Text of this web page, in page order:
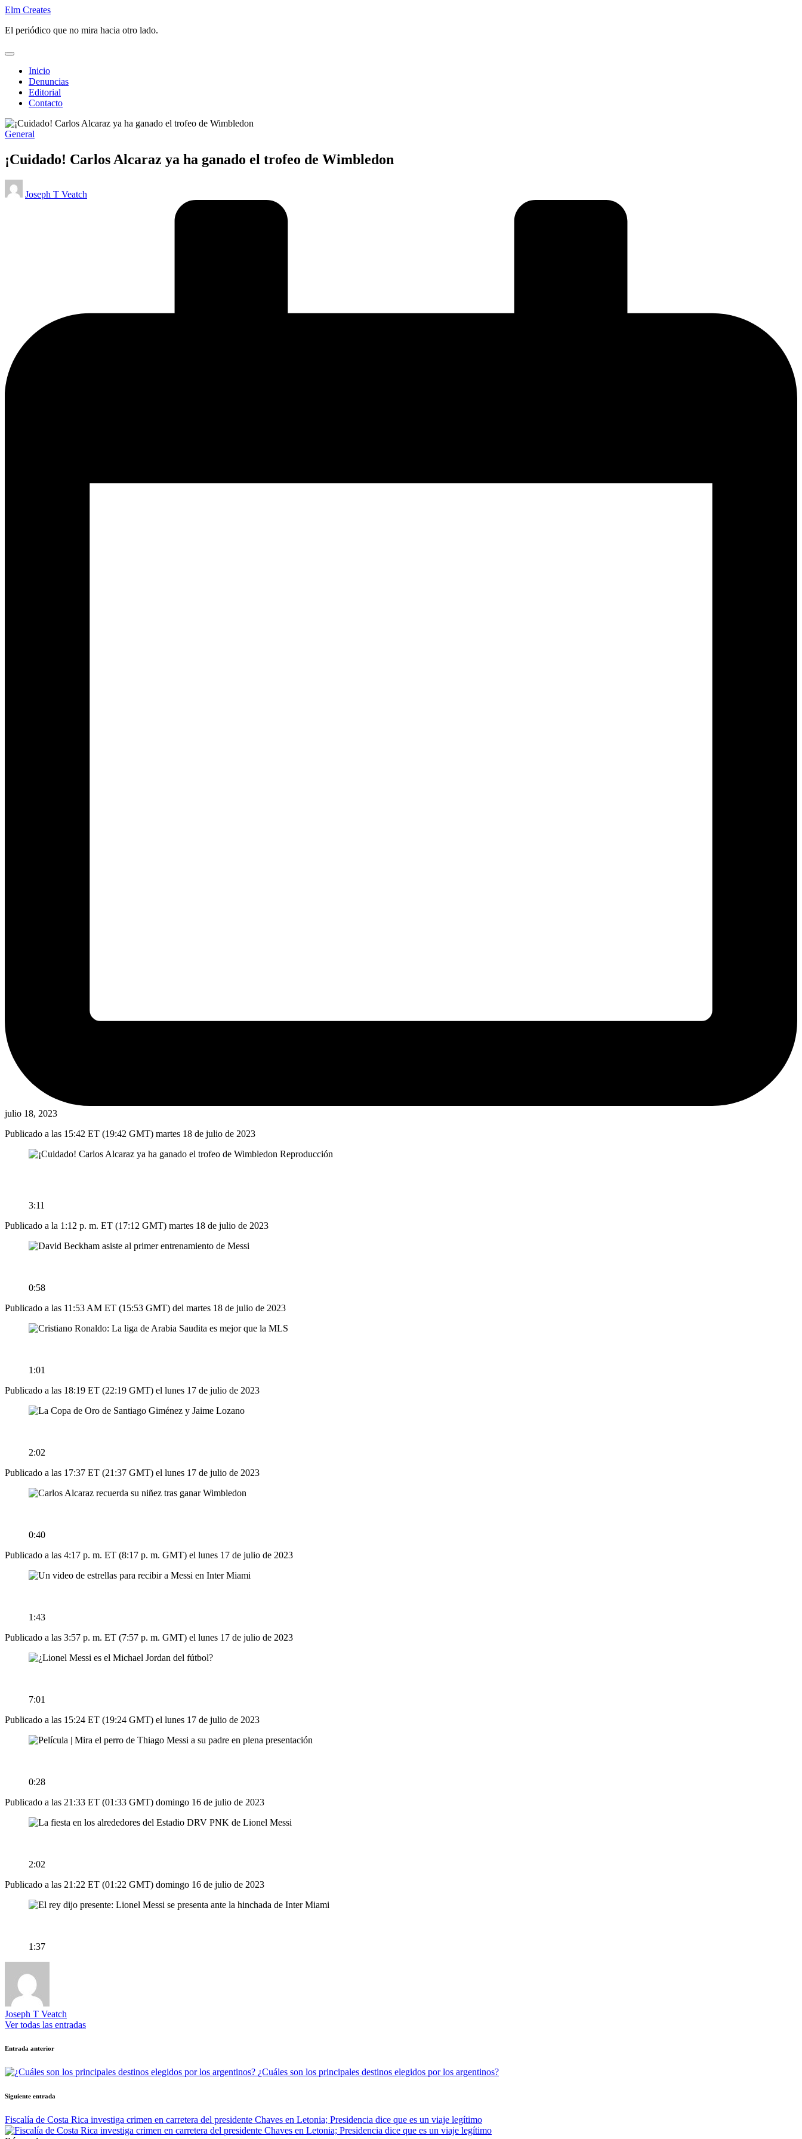
Saltar
contenido
Elm Creates
El periódico que no mira hacia otro lado.
Inicio
Denuncias
Editorial
Contacto
Publicado
General
¡Cuidado! Carlos Alcaraz ya ha ganado el trofeo de Wimbledon
Publicado
por
Joseph T Veatch
julio 18, 2023
Publicado a las 15:42 ET (19:42 GMT) martes 18 de julio de 2023
Reproducción
3:11
Publicado a la 1:12 p. m. ET (17:12 GMT) martes 18 de julio de 2023
0:58
Publicado a las 11:53 AM ET (15:53 ​​GMT) del martes 18 de julio de 2023
1:01
Publicado a las 18:19 ET (22:19 GMT) el lunes 17 de julio de 2023
2:02
Publicado a las 17:37 ET (21:37 GMT) el lunes 17 de julio de 2023
0:40
Publicado a las 4:17 p. m. ET (8:17 p. m. GMT) el lunes 17 de julio de 2023
1:43
Publicado a las 3:57 p. m. ET (7:57 p. m. GMT) el lunes 17 de julio de 2023
7:01
Publicado a las 15:24 ET (19:24 GMT) el lunes 17 de julio de 2023
0:28
Publicado a las 21:33 ET (01:33 GMT) domingo 16 de julio de 2023
2:02
Publicado a las 21:22 ET (01:22 GMT) domingo 16 de julio de 2023
1:37
Joseph T Veatch
Ver todas las entradas
Navegación
de
Entrada anterior
¿Cuáles son los principales destinos elegidos por los argentinos?
Siguiente entrada
Fiscalía de Costa Rica investiga crimen en carretera del presidente Chaves en Letonia; Presidencia dice que es un viaje legítimo